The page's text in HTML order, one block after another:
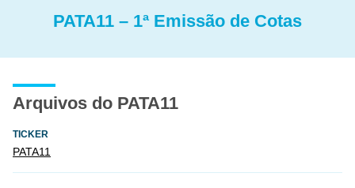
PATA11 – 1ª Emissão de Cotas
Arquivos do PATA11
TICKER
PATA11